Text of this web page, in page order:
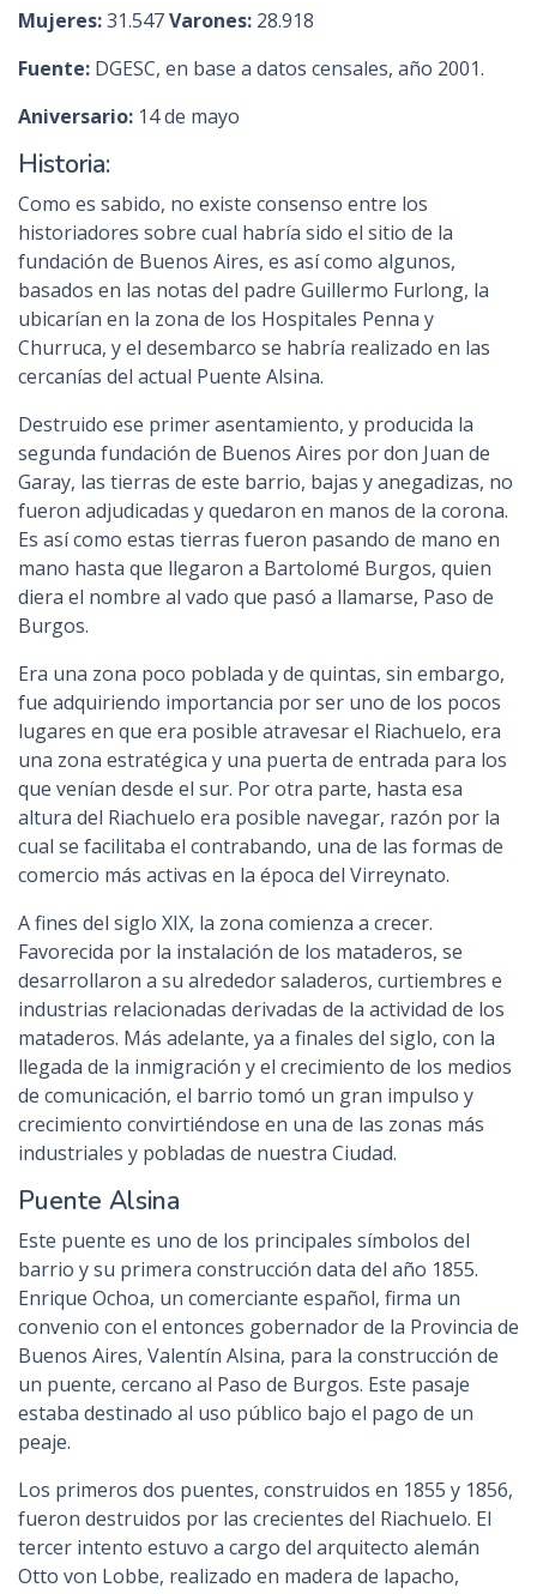
Mujeres:31.547Varones: 28.918
Fuente: DGESC, en base a datos censales, año 2001.
Aniversario: 14 de mayo
Historia:
Como es sabido, no existe consenso entre los
historiadores sobre cual habría sido el sitio de la
fundación de Buenos Aires, es así como algunos,
basados en las notas del padre Guillermo Furlong, la
ubicarían en la zona de los Hospitales Penna y
Churruca, y el desembarco se habría realizado en las
cercanías del actual Puente Alsina.
Destruido ese primer asentamiento, y producida la
segunda fundación de Buenos Aires por don Juan de
Garay, las tierras de este barrio, bajas y anegadizas, no
fueron adjudicadas y quedaron en manos de la corona.
Es así como estas tierras fueron pasando de mano en
mano hasta que llegaron a Bartolomé Burgos, quien
diera el nombre al vado que pasó a llamarse, Paso de
Burgos.
Era una zona poco poblada y de quintas, sin embargo,
fue adquiriendo importancia por ser uno de los pocos
lugares en que era posible atravesar el Riachuelo, era
una zona estratégica y una puerta de entrada para los
que venían desde el sur. Por otra parte, hasta esa
altura del Riachuelo era posible navegar, razón por la
cual se facilitaba el contrabando, una de las formas de
comercio más activas en la época del Virreynato.
A fines del siglo XIX, la zona comienza a crecer.
Favorecida por la instalación de los mataderos, se
desarrollaron a su alrededor saladeros, curtiembres e
industrias relacionadas derivadas de la actividad de los
mataderos. Más adelante, ya a finales del siglo, con la
llegada de la inmigración y el crecimiento de los medios
de comunicación, el barrio tomó un gran impulso y
crecimiento convirtiéndose en una de las zonas más
industriales y pobladas de nuestra Ciudad.
Puente Alsina
Este puente es uno de los principales símbolos del
barrio y su primera construcción data del año 1855.
Enrique Ochoa, un comerciante español, firma un
convenio con el entonces gobernador de la Provincia de
Buenos Aires, Valentín Alsina, para la construcción de
un puente, cercano al Paso de Burgos. Este pasaje
estaba destinado al uso público bajo el pago de un
peaje.
Los primeros dos puentes, construidos en 1855 y 1856,
fueron destruidos por las crecientes del Riachuelo. El
tercer intento estuvo a cargo del arquitecto alemán
Otto von Lobbe, realizado en madera de lapacho,